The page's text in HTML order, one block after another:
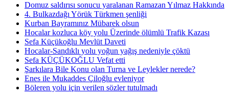
Domuz saldırısı sonucu yaralanan Ramazan Yılmaz Hakkında
4. Bulkazdağı Yörük Türkmen şenliği
Kurban Bayramınız Mübarek olsun
Hocalar kozluca köy yolu Üzerinde ölümlü Trafik Kazası
Sefa Küçükoğlu Mevlüt Daveti
Hocalar-Sandıklı yolu yoğun yağış nedeniyle çöktü
Sefa KÜÇÜKOĞLU Vefat etti
Şarkılara Bile Konu olan Turna ve Leylekler nerede?
Enes ile Mukaddes Çiloğlu evleniyor
Böleren yolu için verilen sözler tutulmadı